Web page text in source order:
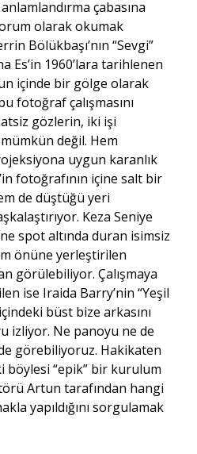
çabasına
olarak okumak
Bölükbaşı’nın “Sevgi”
Es’in 1960’lara tarihlenen
içinde bir gölge olarak
fotoğraf çalışmasını
gözlerin, iki işi
değil. Hem
uygun karanlık
fotoğrafının içine salt bir
de düştüğü yeri
Keza Seniye
spot altında duran isimsiz
önüne yerleştirilen
görülebiliyor. Çalışmaya
ise Iraida Barry’nin “Yeşil
büst bize arkasını
izliyor. Ne panoyu ne de
görebiliyoruz. Hakikaten
böylesi “epik” bir kurulum
Artun tarafından hangi
yapıldığını sorgulamak